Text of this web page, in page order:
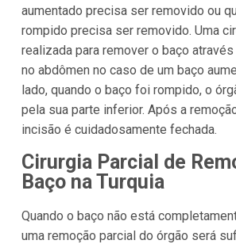
aumentado precisa ser removido ou
rompido precisa ser removido. Uma
realizada para remover o baço
no abdômen no caso de um baço
lado, quando o baço foi rompido, o
pela sua parte inferior. Após a
incisão é cuidadosamente fechada.
Cirurgia Parcial de
Baço na Turquia
Quando o baço não está
uma remoção parcial do órgão será